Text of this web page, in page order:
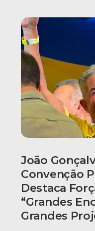
João
Convenção
Destaca
“grandes
Grandes